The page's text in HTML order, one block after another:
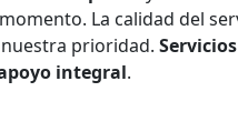
La calidad del
prioridad.
integral.